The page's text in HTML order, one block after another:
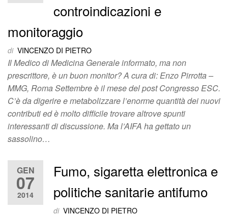
controindicazioni e
monitoraggio
di VINCENZO DI PIETRO
Il Medico di Medicina Generale informato, ma non
prescrittore, è un buon monitor? A cura di: Enzo Pirrotta –
MMG, Roma Settembre è il mese del post Congresso ESC.
C’è da digerire e metabolizzare l’enorme quantità dei nuovi
contributi ed è molto difficile trovare altrove spunti
interessanti di discussione. Ma l’AIFA ha gettato un
sassolino…
GEN
07
2014
Fumo, sigaretta elettronica e
politiche sanitarie antifumo
di VINCENZO DI PIETRO